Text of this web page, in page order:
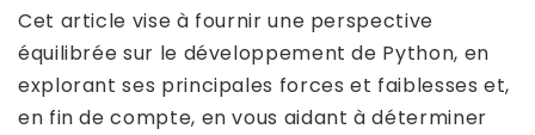
Cet article vise à fournir une perspective
équilibrée sur le développement de Python, en
explorant ses principales forces et faiblesses et,
en fin de compte, en vous aidant à déterminer